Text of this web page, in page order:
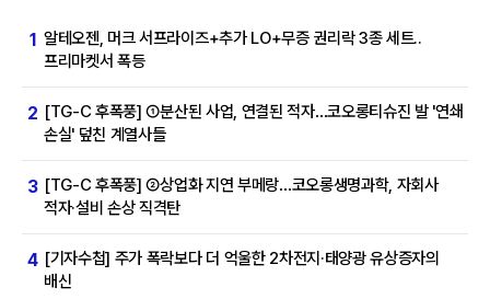
1 알테오젠, 머크 서프라이즈+추가 LO+무증 권리락 3종 세트..
프리마켓서 폭등
2 [TG-C 후폭풍] ①분산된 사업, 연결된 적자…코오롱티슈진 발 '연쇄
손실' 덮친 계열사들
3 [TG-C 후폭풍] ②상업화 지연 부메랑…코오롱생명과학, 자회사
적자·설비 손상 직격탄
4 [기자수첩] 주가 폭락보다 더 억울한 2차전지·태양광 유상증자의
배신